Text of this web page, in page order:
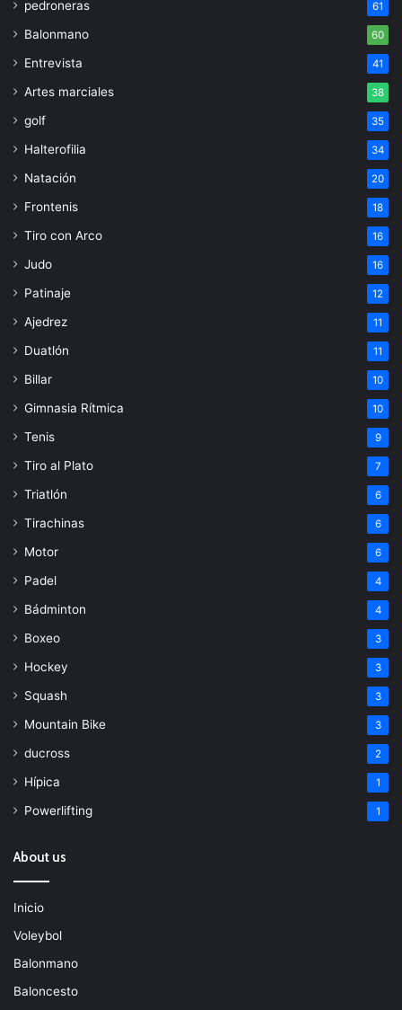
pedroneras 61
Balonmano 60
Entrevista 41
Artes marciales 38
golf 35
Halterofilia 34
Natación 20
Frontenis 18
Tiro con Arco 16
Judo 16
Patinaje 12
Ajedrez 11
Duatlón 11
Billar 10
Gimnasia Rítmica 10
Tenis 9
Tiro al Plato 7
Triatlón 6
Tirachinas 6
Motor 6
Padel 4
Bádminton 4
Boxeo 3
Hockey 3
Squash 3
Mountain Bike 3
ducross 2
Hípica 1
Powerlifting 1
About us
Inicio
Voleybol
Balonmano
Baloncesto